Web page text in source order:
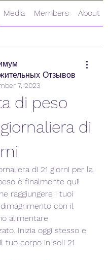
Media Members About
Отзывов
7, 2023
di peso
di
di 21 giorni per la
è finalmente qui!
raggiungere i tuoi
con il
alimentare
Inizia oggi stesso e
tuo corpo in soli 21